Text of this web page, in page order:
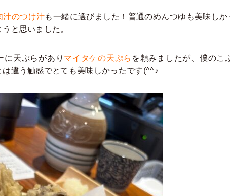
汁のつけ汁も一緒に選びました！普通のめんつゆも美味し
と思いました。
に天ぷらがあり マイタケの天ぷら を頼みましたが、僕のこ
違う触感でとても美味しかったです(^^♪